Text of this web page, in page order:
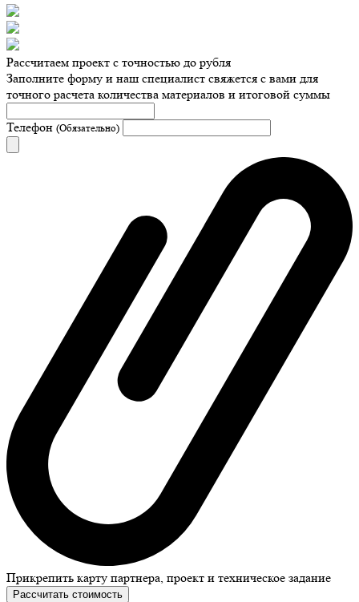
Рассчитаем проект с точностью до рубля
Заполните форму и наш специалист свяжется с вами для
точного расчета количества материалов и итоговой суммы
Телефон (Обязательно)
Прикрепить карту партнера, проект и техническое задание
Рассчитать стоимость